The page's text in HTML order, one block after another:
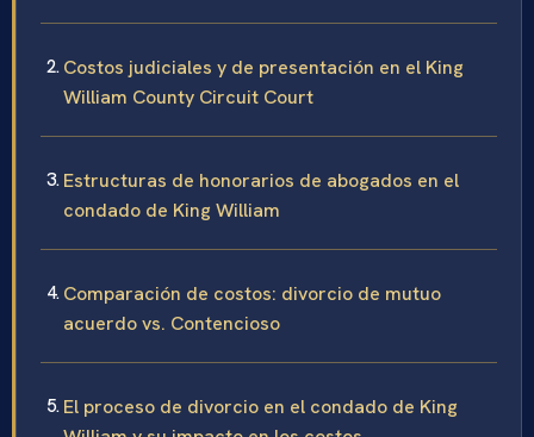
Costos judiciales y de presentación en el King
William County Circuit Court
Estructuras de honorarios de abogados en el
condado de King William
Comparación de costos: divorcio de mutuo
acuerdo vs. Contencioso
El proceso de divorcio en el condado de King